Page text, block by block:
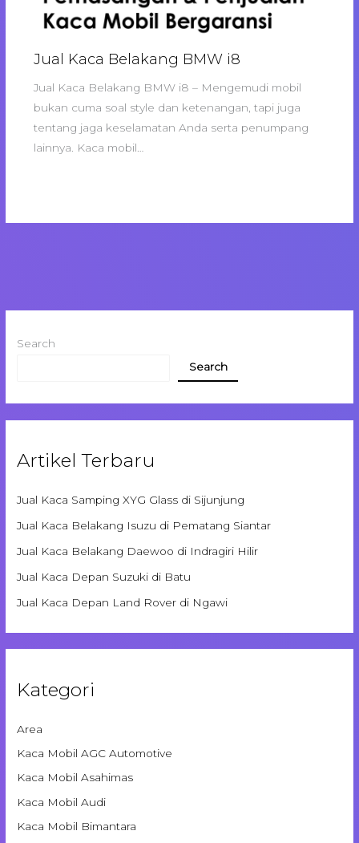
Jual Kaca Belakang BMW i8
Jual Kaca Belakang BMW i8 – Mengemudi mobil
bukan cuma soal style dan ketenangan, tapi juga
tentang jaga keselamatan Anda serta penumpang
lainnya. Kaca mobil…
Search
Search
Artikel Terbaru
Jual Kaca Samping XYG Glass di Sijunjung
Jual Kaca Belakang Isuzu di Pematang Siantar
Jual Kaca Belakang Daewoo di Indragiri Hilir
Jual Kaca Depan Suzuki di Batu
Jual Kaca Depan Land Rover di Ngawi
Kategori
Area
Kaca Mobil AGC Automotive
Kaca Mobil Asahimas
Kaca Mobil Audi
Kaca Mobil Bimantara